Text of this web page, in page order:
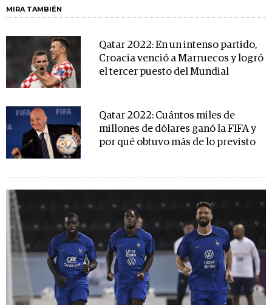
MIRA TAMBIÉN
Qatar 2022: En un intenso partido,
Croacia venció a Marruecos y logró
el tercer puesto del Mundial
Qatar 2022: Cuántos miles de
millones de dólares ganó la FIFA y
por qué obtuvo más de lo previsto